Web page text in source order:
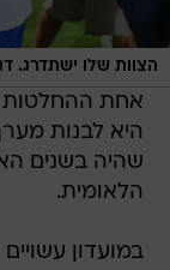
הצוות שלו ישתדרג.
אחת ההחלטות
היא לבנות
שהיה בשנים
הלאומית.
במועדון